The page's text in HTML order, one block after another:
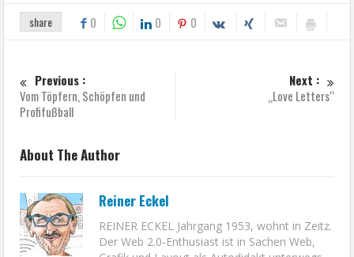
share 0 0 0
Previous :
Vom Töpfern, Schöpfen und
Profifußball
Next :
„Love Letters“
About The Author
Reiner Eckel
REINER ECKEL Jahrgang 1953, wohnt in Zeitz.
Der Web 2.0-Enthusiast ist in Sachen Web,